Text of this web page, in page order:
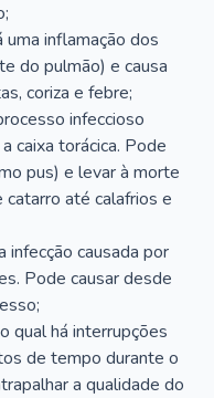
uma inflamação dos
do pulmão) e causa
coriza e febre;
infeccioso
caixa torácica. Pode
pus) e levar à morte
catarro até calafrios e
infecção causada por
Pode causar desde
qual há interrupções
de tempo durante o
a qualidade do